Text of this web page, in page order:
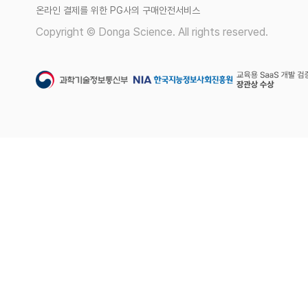
온라인 결제를 위한 PG사의 구매안전서비스
Copyright © Donga Science. All rights reserved.